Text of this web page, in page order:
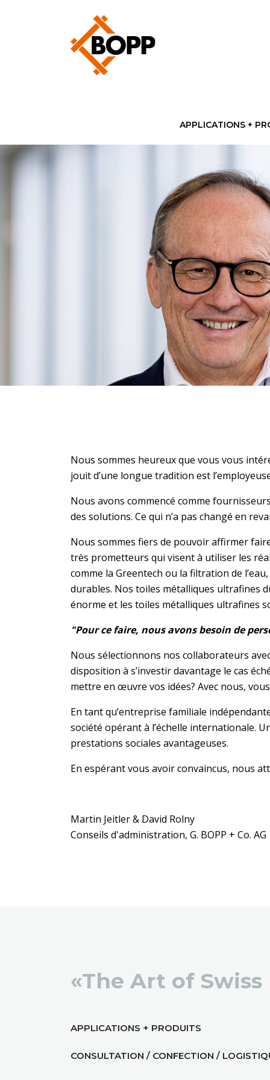
APPLICATIONS +
Nous sommes heureux que vous vous
jouit d’une longue tradition est
Nous avons commencé comme
des solutions. Ce qui n’a pas changé en
Nous sommes fiers de pouvoir affirmer
très prometteurs qui visent à utiliser les
comme la Greentech ou la filtration de
durables. Nos toiles métalliques ultrafines
énorme et les toiles métalliques ultrafines
"Pour ce faire, nous avons besoin de
Nous sélectionnons nos collaborateurs
disposition à s’investir davantage le cas
mettre en œuvre vos idées? Avec nous,
En tant qu’entreprise familiale
société opérant à l’échelle internationale.
prestations sociales avantageuses.
En espérant vous avoir convaincus, nous
Martin Jeitler & David Rolny
Conseils d'administration, G. BOPP + Co. AG
«The Art of
APPLICATIONS + PRODUITS
CONSULTATION / CONFECTION /